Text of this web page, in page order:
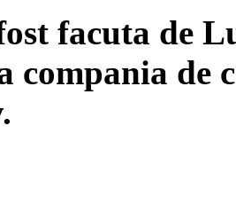
facuta de
compania de